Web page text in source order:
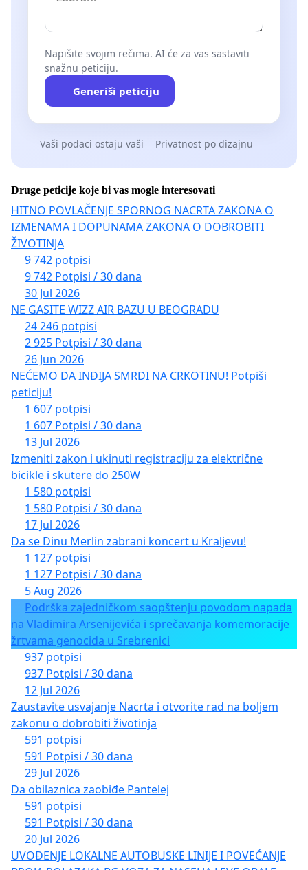
Napišite svojim rečima. AI će za vas sastaviti
snažnu peticiju.
Generiši peticiju
Vaši podaci ostaju vaši Privatnost po dizajnu
Druge peticije koje bi vas mogle interesovati
HITNO POVLAČENJE SPORNOG NACRTA ZAKONA O
IZMENAMA I DOPUNAMA ZAKONA O DOBROBITI
ŽIVOTINJA
9 742 potpisi
9 742 Potpisi / 30 dana
30 Jul 2026
NE GASITE WIZZ AIR BAZU U BEOGRADU
24 246 potpisi
2 925 Potpisi / 30 dana
26 Jun 2026
NEĆEMO DA INĐIJA SMRDI NA CRKOTINU! Potpiši
peticiju!
1 607 potpisi
1 607 Potpisi / 30 dana
13 Jul 2026
Izmeniti zakon i ukinuti registraciju za električne
bicikle i skutere do 250W
1 580 potpisi
1 580 Potpisi / 30 dana
17 Jul 2026
Da se Dinu Merlin zabrani koncert u Kraljevu!
1 127 potpisi
1 127 Potpisi / 30 dana
5 Aug 2026
Podrška zajedničkom saopštenju povodom napada
na Vladimira Arsenijevića i sprečavanja komemoracije
žrtvama genocida u Srebrenici
937 potpisi
937 Potpisi / 30 dana
12 Jul 2026
Zaustavite usvajanje Nacrta i otvorite rad na boljem
zakonu o dobrobiti životinja
591 potpisi
591 Potpisi / 30 dana
29 Jul 2026
Da obilaznica zaobiđe Pantelej
591 potpisi
591 Potpisi / 30 dana
20 Jul 2026
UVOĐENJE LOKALNE AUTOBUSKE LINIJE I POVEĆANJE